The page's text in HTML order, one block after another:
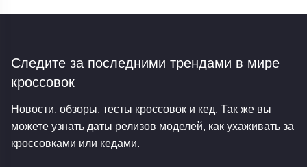
Следите за последними трендами в мире
кроссовок
Новости, обзоры, тесты кроссовок и кед. Так же вы
можете узнать даты релизов моделей, как ухаживать за
кроссовками или кедами.